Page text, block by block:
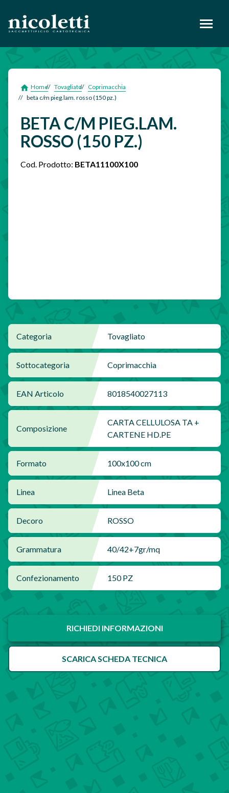
footer
Home Tovagliato
Coprimacchia
beta c/m pieg.lam. rosso (150 pz.)
BETA C/M PIEG.LAM.
ROSSO (150 PZ.)
Cod. Prodotto: BETA11100X100
Categoria Tovagliato
Sottocategoria Coprimacchia
EAN Articolo 8018540027113
Composizione
CARTA CELLULOSA TA +
CARTENE HD.PE
Formato 100x100 cm
Linea Linea Beta
Decoro ROSSO
Grammatura 40/42+7gr/mq
Confezionamento 150 PZ
RICHIEDI INFORMAZIONI
SCARICA SCHEDA TECNICA